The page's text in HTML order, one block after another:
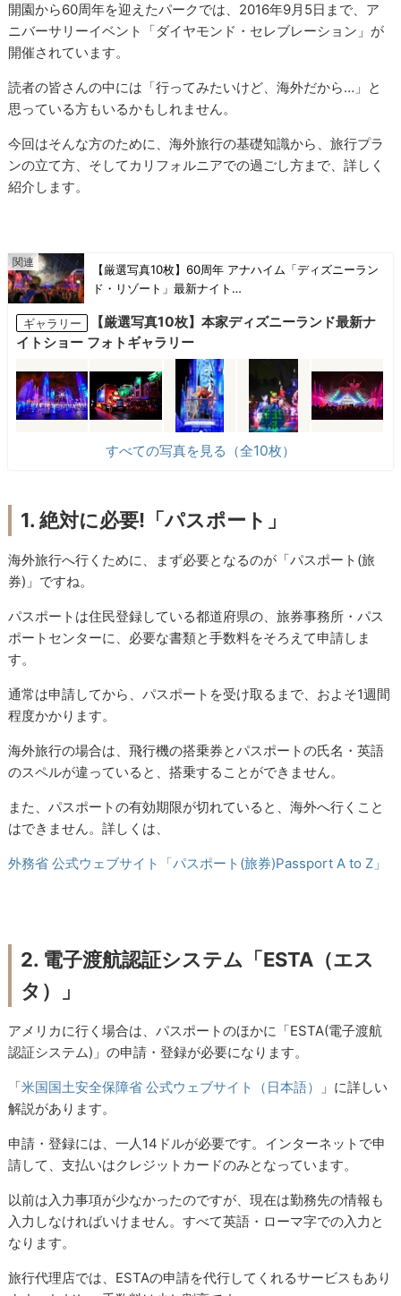
開園から60周年を迎えたパークでは、2016年9月5日まで、ア
ニバーサリーイベント「ダイヤモンド・セレブレーション」が
開催されています。
読者の皆さんの中には「行ってみたいけど、海外だから…」と
思っている方もいるかもしれません。
今回はそんな方のために、海外旅行の基礎知識から、旅行プラ
ンの立て方、そしてカリフォルニアでの過ごし方まで、詳しく
紹介します。
【厳選写真10枚】60周年 アナハイム「ディズニーラン
ド・リゾート」最新ナイト…
ギャラリー
【厳選写真10枚】本家ディズニーランド最新ナ
イトショー フォトギャラリー
すべての写真を見る（全10枚）
1. 絶対に必要!「パスポート」
海外旅行へ行くために、まず必要となるのが「パスポート(旅
券)」ですね。
パスポートは住民登録している都道府県の、旅券事務所・パス
ポートセンターに、必要な書類と手数料をそろえて申請しま
す。
通常は申請してから、パスポートを受け取るまで、およそ1週間
程度かかります。
海外旅行の場合は、飛行機の搭乗券とパスポートの氏名・英語
のスペルが違っていると、搭乗することができません。
また、パスポートの有効期限が切れていると、海外へ行くこと
はできません。詳しくは、
外務省 公式ウェブサイト「パスポート(旅券)Passport A to Z」
2. 電子渡航認証システム「ESTA（エス
タ）」
アメリカに行く場合は、パスポートのほかに「ESTA(電子渡航
認証システム)」の申請・登録が必要になります。
「米国国土安全保障省 公式ウェブサイト（日本語）
」に詳しい
解説があります。
申請・登録には、一人14ドルが必要です。インターネットで申
請して、支払いはクレジットカードのみとなっています。
以前は入力事項が少なかったのですが、現在は勤務先の情報も
入力しなければいけません。すべて英語・ローマ字での入力と
なります。
旅行代理店では、ESTAの申請を代行してくれるサービスもあり